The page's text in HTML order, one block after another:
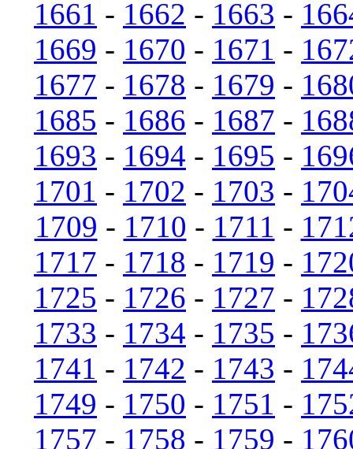
1661 - 1662 - 1663 -
1669 - 1670 - 1671 -
1677 - 1678 - 1679 -
1685 - 1686 - 1687 -
1693 - 1694 - 1695 -
1701 - 1702 - 1703 -
1709 - 1710 - 1711 -
1717 - 1718 - 1719 -
1725 - 1726 - 1727 -
1733 - 1734 - 1735 -
1741 - 1742 - 1743 -
1749 - 1750 - 1751 -
1757 - 1758 - 1759 -